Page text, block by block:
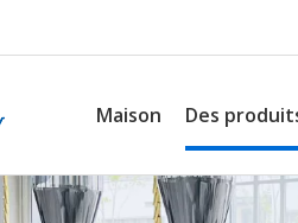
Maison Des